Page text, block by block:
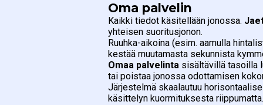
Oma palvelin
Kaikki tiedot käsitellään jonossa.
yhteisen suoritusjonon.
Ruuhka-aikoina (esim. aamulla
kestää muutamasta sekunnista
Omaa palvelinta sisältävillä tasoilla
tai poistaa jonossa odottamisen
Järjestelmä skaalautuu
käsittelyn kuormituksesta riippumatta.